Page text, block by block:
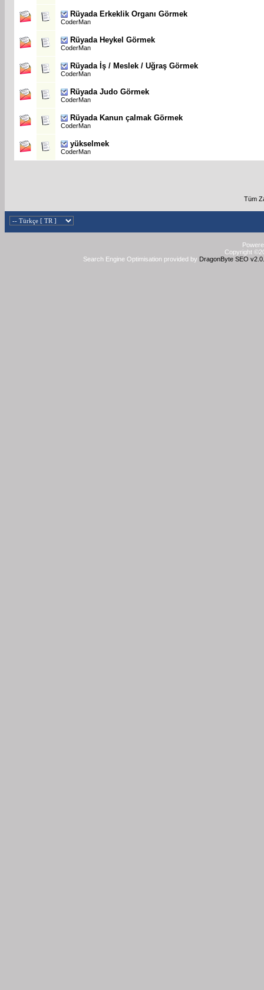
Rüyada Erkeklik Organı Görmek
CoderMan
Rüyada Heykel Görmek
CoderMan
Rüyada İş / Meslek / Uğraş Görmek
CoderMan
Rüyada Judo Görmek
CoderMan
Rüyada Kanun çalmak Görmek
CoderMan
yükselmek
CoderMan
Tüm
Copyright
Search Engine Optimisation provided by DragonByte SEO